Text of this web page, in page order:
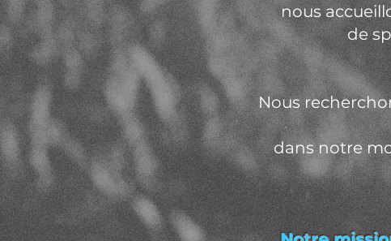
nous
de
Nous
dans notre